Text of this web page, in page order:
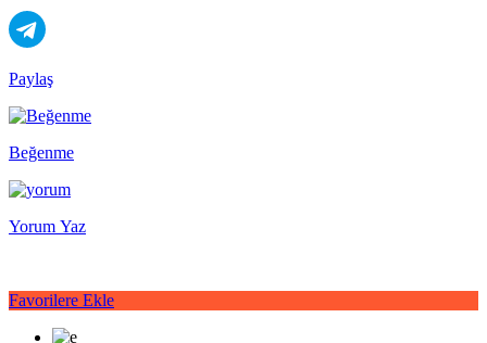
Paylaş
Beğenme
Yorum Yaz
Favorilere Ekle